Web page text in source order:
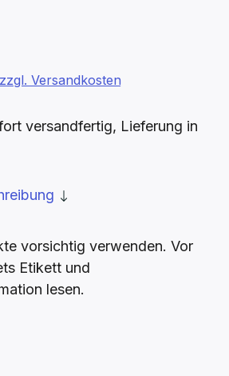
Versandkosten
versandfertig, Lieferung in
vorsichtig verwenden. Vor
Etikett und
lesen.